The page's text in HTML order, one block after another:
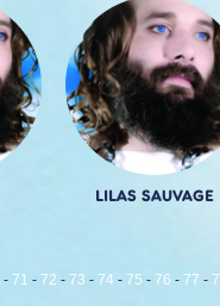
LILAS SAUVAGE
- 71 - 72 - 73 - 74 - 75 - 76 - 77 -